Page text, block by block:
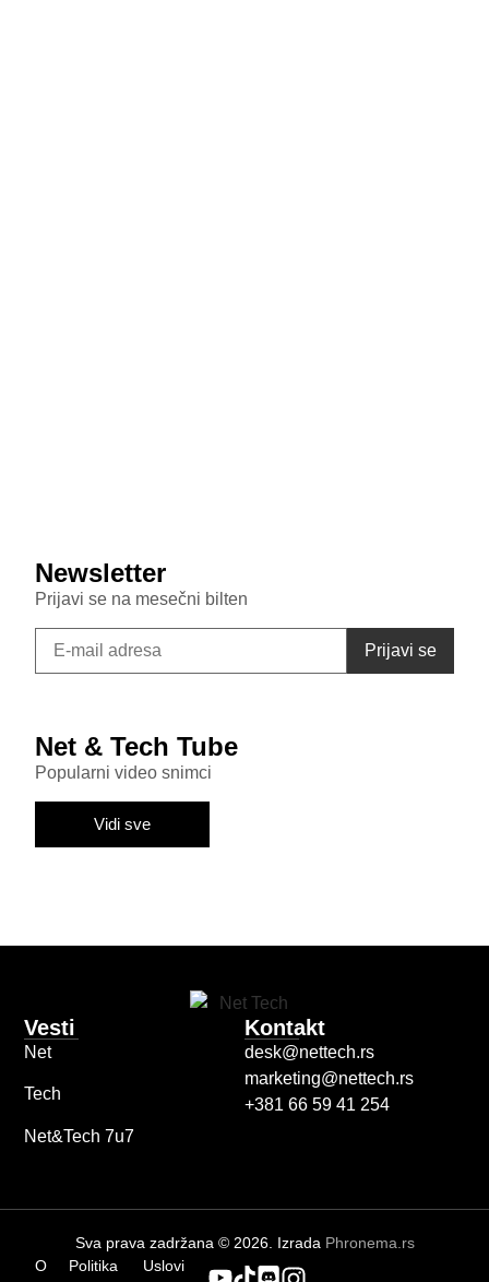
Newsletter
Prijavi se na mesečni bilten
Net & Tech Tube
Popularni video snimci
Vidi sve
Vesti
Net
Tech
Net&Tech 7u7
Kontakt
desk@nettech.rs
marketing@nettech.rs
+381 66 59 41 254
Sva prava zadržana © 2026. Izrada Phronema.rs
O
Politika
Uslovi